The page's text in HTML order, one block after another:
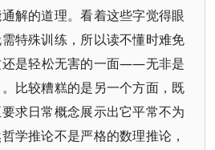
解的道理。看着这些字觉得眼
特殊训练，所以读不懂时难免
还是轻松无害的一面——无非是
比较糟糕的是另一个方面，既
求日常概念展示出它平常不为
学推论不是严格的数理推论，